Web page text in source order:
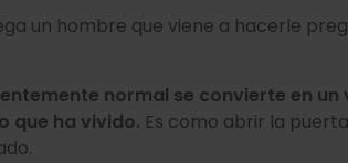
un hombre que viene a hacerle
normal se convierte en un
que ha vivido. Es como abrir la